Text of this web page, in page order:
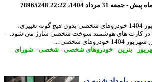
78965248
60 لیتر سهمیه بنزین شهریور 1404 خودروهای شخصی بدون هیچ گونه تغییری،
کارت های هوشمند سوخت شخصی شارژ می شود. -
-بنزین- خودروهای شخصی-شخصی-شورای